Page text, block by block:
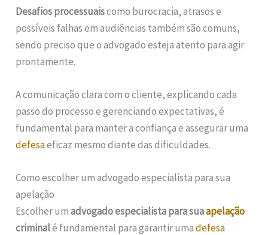
Desafios processuaiscomo burocracia, atrasos e
possíveis falhas em audiências também são comuns,
sendo preciso que o advogado esteja atento para agir
prontamente.
A comunicação clara com o cliente, explicando cada
passo do processo e gerenciando expectativas, é
fundamental para manter a confiança e assegurar uma
defesaeficaz mesmo diante das dificuldades.
Como escolher um advogado especialista para sua
apelação
Escolher umadvogado especialista para suaapelação
criminalé fundamental para garantir umadefesa